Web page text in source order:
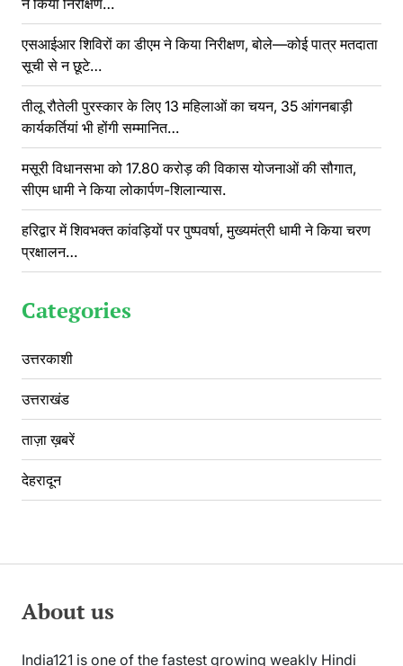
ने किया निरीक्षण…
एसआईआर शिविरों का डीएम ने किया निरीक्षण, बोले—कोई पात्र मतदाता
सूची से न छूटे…
तीलू रौतेली पुरस्कार के लिए 13 महिलाओं का चयन, 35 आंगनबाड़ी
कार्यकर्तियां भी होंगी सम्मानित…
मसूरी विधानसभा को 17.80 करोड़ की विकास योजनाओं की सौगात,
सीएम धामी ने किया लोकार्पण-शिलान्यास.
हरिद्वार में शिवभक्त कांवड़ियों पर पुष्पवर्षा, मुख्यमंत्री धामी ने किया चरण
प्रक्षालन…
Categories
उत्तरकाशी
उत्तराखंड
ताज़ा ख़बरें
देहरादून
About us
India121 is one of the fastest growing weakly Hindi